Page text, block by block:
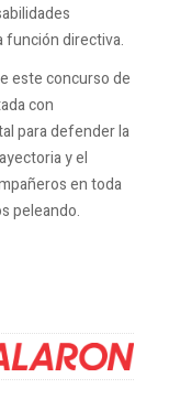
función directiva.
este concurso de
con
para defender la
y el
en toda
peleando.